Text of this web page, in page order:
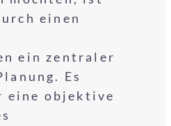
einen
ein zentraler
Es
objektive